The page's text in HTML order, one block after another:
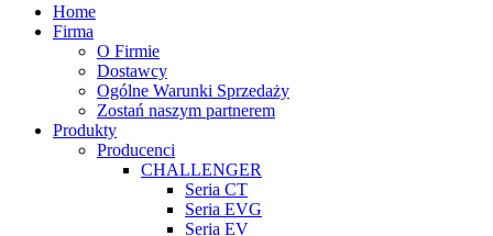
Home
Firma
O Firmie
Dostawcy
Ogólne Warunki Sprzedaży
Zostań naszym partnerem
Produkty
Producenci
CHALLENGER
Seria CT
Seria EVG
Seria EV